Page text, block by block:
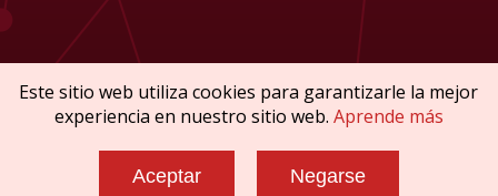
Copyright © 2026 SEMEX. Todos los derechos
Reglamentos & Conformidad
Este sitio web utiliza cookies para garantizarle la mejor
experiencia en nuestro sitio web. Aprende más
Aceptar Negarse